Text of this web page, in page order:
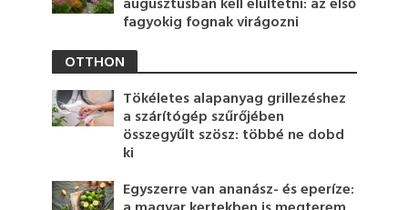
augusztusban kell elültetni: az első
fagyokig fognak virágozni
OTTHON
Tökéletes alapanyag grillezéshez
a szárítógép szűrőjében
összegyűlt szösz: többé ne dobd
ki
Egyszerre van ananász- és eperíze: